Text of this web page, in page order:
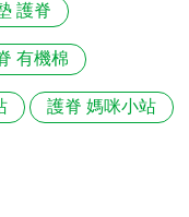
護脊
有機棉
護脊 媽咪小站